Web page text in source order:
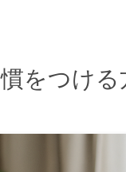
をつける